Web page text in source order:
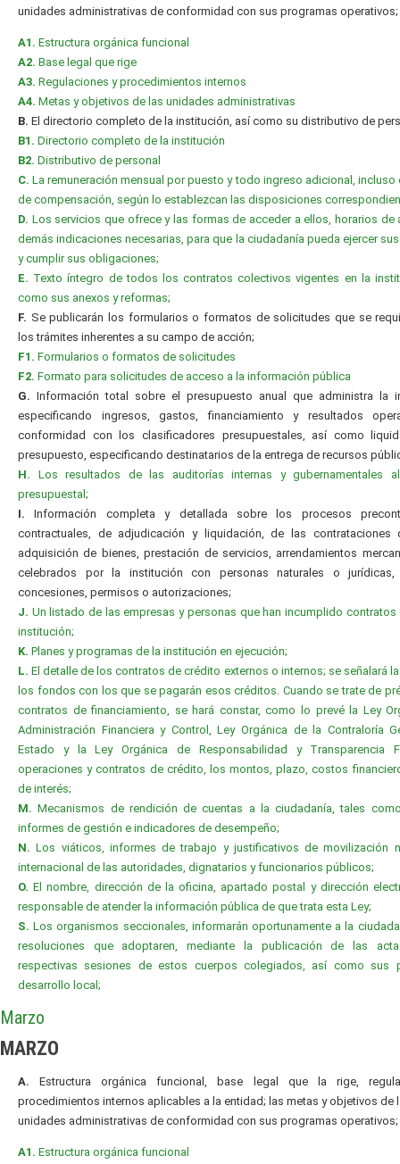
unidades administrativas de conformidad con sus programas operativos;
A1. Estructura orgánica funcional
A2. Base legal que rige
A3. Regulaciones y procedimientos internos
A4. Metas y objetivos de las unidades administrativas
B. El directorio completo de la institución, así como su distributivo de
B1. Directorio completo de la institución
B2. Distributivo de personal
C. La remuneración mensual por puesto y todo ingreso adicional, incluso
de compensación, según lo establezcan las disposiciones
D. Los servicios que ofrece y las formas de acceder a ellos, horarios de
demás indicaciones necesarias, para que la ciudadanía pueda ejercer
y cumplir sus obligaciones;
E. Texto íntegro de todos los contratos colectivos vigentes en la
como sus anexos y reformas;
F. Se publicarán los formularios o formatos de solicitudes que se
los trámites inherentes a su campo de acción;
F1. Formularios o formatos de solicitudes
F2. Formato para solicitudes de acceso a la información pública
G. Información total sobre el presupuesto anual que administra la
especificando ingresos, gastos, financiamiento y resultados
conformidad con los clasificadores presupuestales, así como
presupuesto, especificando destinatarios de la entrega de recursos
H. Los resultados de las auditorías internas y gubernamentales
presupuestal;
I. Información completa y detallada sobre los procesos
contractuales, de adjudicación y liquidación, de las contrataciones
adquisición de bienes, prestación de servicios, arrendamientos
celebrados por la institución con personas naturales o jurídicas,
concesiones, permisos o autorizaciones;
J. Un listado de las empresas y personas que han incumplido contratos
institución;
K. Planes y programas de la institución en ejecución;
L. El detalle de los contratos de crédito externos o internos; se señalará
los fondos con los que se pagarán esos créditos. Cuando se trate de
contratos de financiamiento, se hará constar, como lo prevé la Ley
Administración Financiera y Control, Ley Orgánica de la Contraloría
Estado y la Ley Orgánica de Responsabilidad y Transparencia
operaciones y contratos de crédito, los montos, plazo, costos
de interés;
M. Mecanismos de rendición de cuentas a la ciudadanía, tales
informes de gestión e indicadores de desempeño;
N. Los viáticos, informes de trabajo y justificativos de movilización
internacional de las autoridades, dignatarios y funcionarios públicos;
O. El nombre, dirección de la oficina, apartado postal y dirección
responsable de atender la información pública de que trata esta Ley;
S. Los organismos seccionales, informarán oportunamente a la
resoluciones que adoptaren, mediante la publicación de las
respectivas sesiones de estos cuerpos colegiados, así como sus
desarrollo local;
Marzo
MARZO
A. Estructura orgánica funcional, base legal que la rige,
procedimientos internos aplicables a la entidad; las metas y objetivos de
unidades administrativas de conformidad con sus programas operativos;
A1. Estructura orgánica funcional